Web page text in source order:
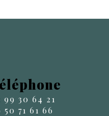
99 30 64 21
50 71 61 66